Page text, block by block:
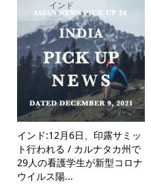
インド
インド:12月6日、印露サミッ
ト行われる / カルナタカ州で
29人の看護学生が新型コロナ
ウイルス陽...